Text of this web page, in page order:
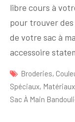
libre cours à
pour trouver
de votre sac à
accessoire
Broderies,
Spéciaux,
Sac À Main